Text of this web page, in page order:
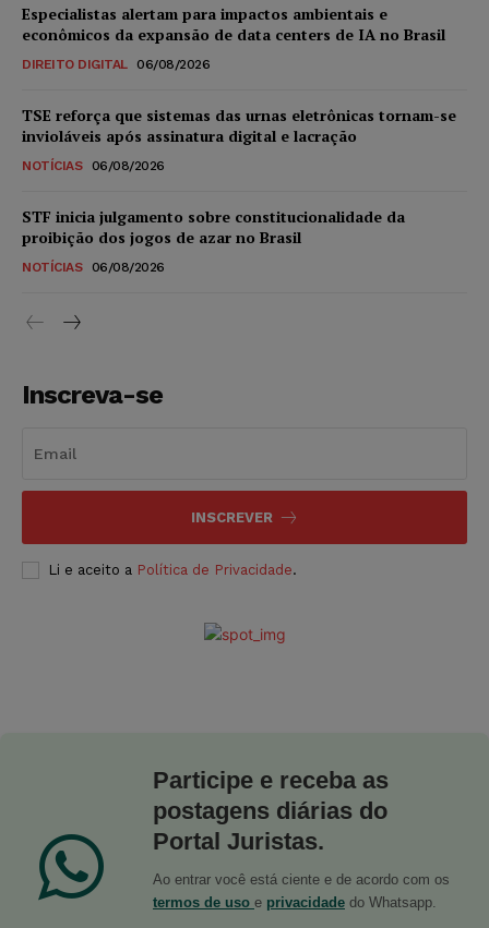
Especialistas alertam para impactos ambientais e
econômicos da expansão de data centers de IA no Brasil
DIREITO DIGITAL 06/08/2026
TSE reforça que sistemas das urnas eletrônicas tornam-se
invioláveis após assinatura digital e lacração
NOTÍCIAS 06/08/2026
STF inicia julgamento sobre constitucionalidade da
proibição dos jogos de azar no Brasil
NOTÍCIAS 06/08/2026
Inscreva-se
INSCREVER
Li e aceito a Política de Privacidade.
Participe e receba as
postagens diárias do
Portal Juristas.
Ao entrar você está ciente e de acordo com os
termos de uso e privacidade do Whatsapp.